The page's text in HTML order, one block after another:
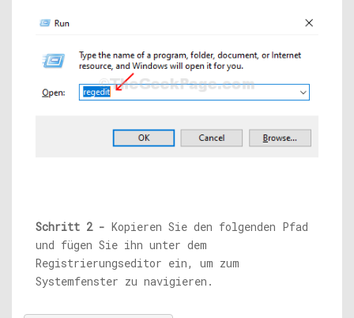
Schritt 2 - Kopieren Sie den folgenden Pfad
und fügen Sie ihn unter dem
Registrierungseditor ein, um zum
Systemfenster zu navigieren.